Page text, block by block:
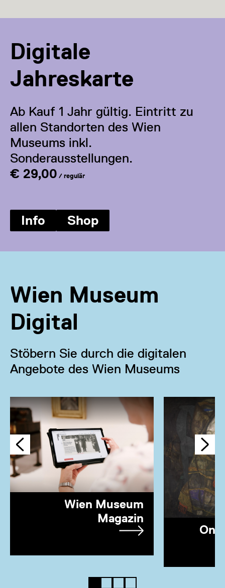
Digitale
Jahreskarte
Ab Kauf 1 Jahr gültig. Eintritt zu
allen Standorten des Wien
Museums inkl.
Sonderausstellungen.
€ 29,00 / regulär
Info Shop
Wien Museum
Digital
Stöbern Sie durch die digitalen
Angebote des Wien Museums
Wien Museum
Magazin